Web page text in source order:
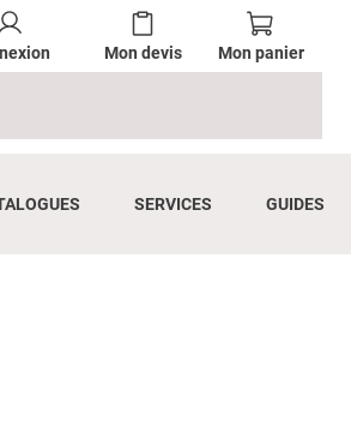
Mon devis Mon panier
SERVICES GUIDES